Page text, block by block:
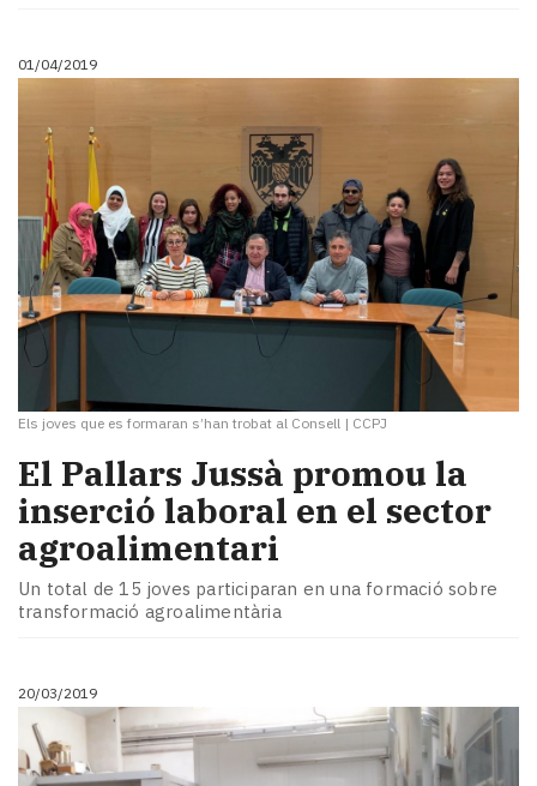
01/04/2019
Els joves que es formaran s’han trobat al Consell | CCPJ
El Pallars Jussà promou la
inserció laboral en el sector
agroalimentari
Un total de 15 joves participaran en una formació sobre
transformació agroalimentària
20/03/2019